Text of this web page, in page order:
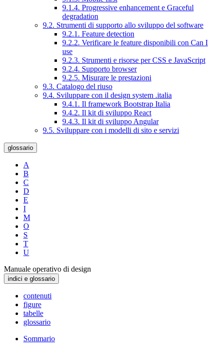
9.1.4. Progressive enhancement e Graceful
degradation
9.2. Strumenti di supporto allo sviluppo del software
9.2.1. Feature detection
9.2.2. Verificare le feature disponibili con Can I
use
9.2.3. Strumenti e risorse per CSS e JavaScript
9.2.4. Supporto browser
9.2.5. Misurare le prestazioni
9.3. Catalogo del riuso
9.4. Sviluppare con il design system .italia
9.4.1. Il framework Bootstrap Italia
9.4.2. Il kit di sviluppo React
9.4.3. Il kit di sviluppo Angular
9.5. Sviluppare con i modelli di sito e servizi
glossario
A
B
C
D
E
I
M
O
S
T
U
Manuale operativo di design
indici e glossario
contenuti
figure
tabelle
glossario
Sommario